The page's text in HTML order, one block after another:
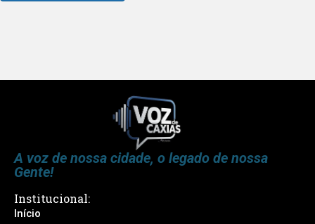
A voz de nossa cidade, o legado de nossa
Gente!
Institucional:
Início